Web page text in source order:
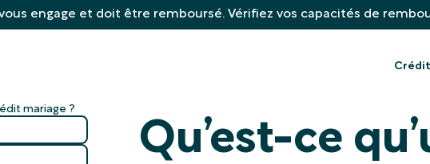
engage et doit être remboursé. Vérifiez vos capacités de
mariage ?
Qu’est-ce